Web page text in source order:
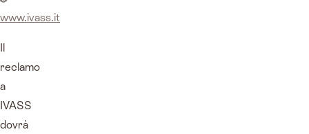
www.ivass.it
reclamo
a
IVASS
dovrà